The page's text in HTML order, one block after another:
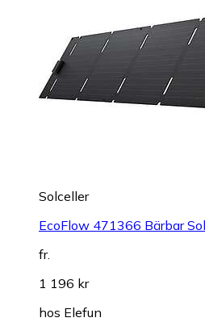
Solceller
EcoFlow 471366 Bärbar
fr.
1 196 kr
hos Elefun